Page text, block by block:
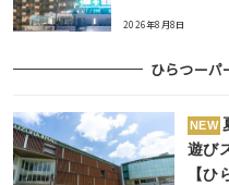
2026年8月8日
ひらつーパ
NEW
遊び
【ひ